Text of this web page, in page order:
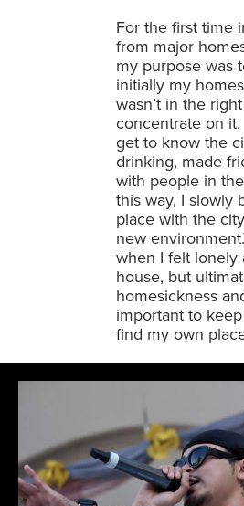
For the first time
from major
my purpose was
initially my
wasn’t in the
concentrate on
get to know the
drinking, made
with people in
this way, I slowly
place with the
new
when I felt lonely
house, but
homesickness
important to
find my own